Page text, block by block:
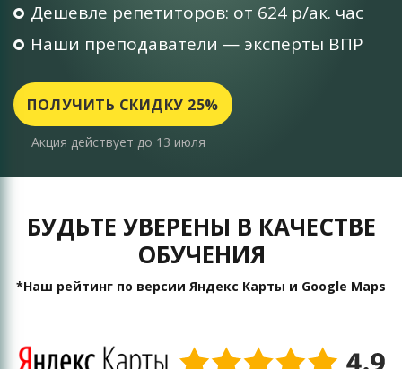
Дешевле репетиторов: от 624 р/ак. час
Наши преподаватели — эксперты ВПР
ПОЛУЧИТЬ СКИДКУ 25%
Акция действует до 13 июля
БУДЬТЕ УВЕРЕНЫ В КАЧЕСТВЕ
ОБУЧЕНИЯ
*Наш рейтинг по версии Яндекс Карты и Google Maps